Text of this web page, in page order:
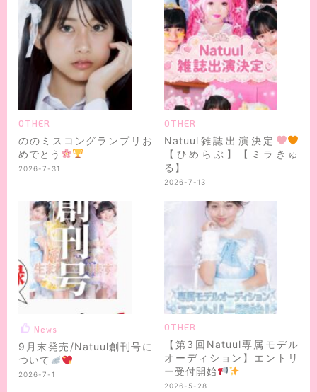
OTHER
ののミスコングランプリお
めでとう
2026-7-31
OTHER
Natuul雑誌出演決定
【ひめらぶ】【ミラきゅ
る】
2026-7-13
News
9月末発売/Natuul創刊号に
ついて
2026-7-1
OTHER
【第3回Natuul専属モデル
オーディション】エントリ
ー受付開始
2026-5-28